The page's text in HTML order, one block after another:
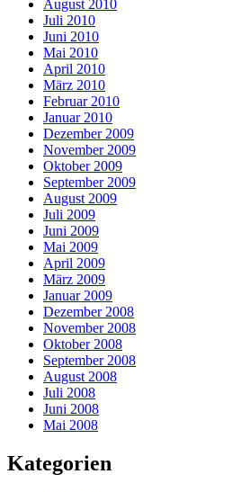
August 2010
Juli 2010
Juni 2010
Mai 2010
April 2010
März 2010
Februar 2010
Januar 2010
Dezember 2009
November 2009
Oktober 2009
September 2009
August 2009
Juli 2009
Juni 2009
Mai 2009
April 2009
März 2009
Januar 2009
Dezember 2008
November 2008
Oktober 2008
September 2008
August 2008
Juli 2008
Juni 2008
Mai 2008
Kategorien